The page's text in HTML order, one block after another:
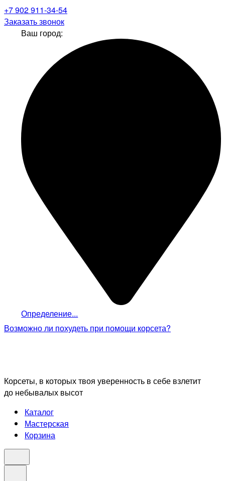
+7 902 911-34-54
Заказать звонок
Ваш город:
Определение...
Возможно ли похудеть при помощи корсета?
Корсеты, в которых твоя уверенность в себе взлетит
до небывалых высот
Каталог
Мастерская
Корзина